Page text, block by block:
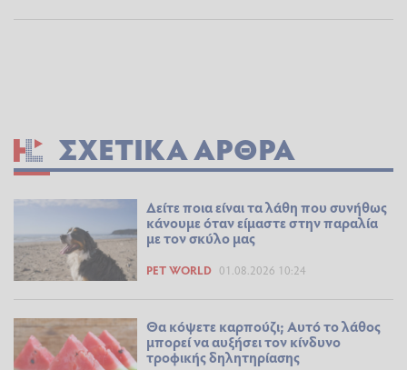
ΣΧΕΤΙΚΆ ΆΡΘΡΑ
Δείτε ποια είναι τα λάθη που συνήθως
κάνουμε όταν είμαστε στην παραλία
με τον σκύλο μας
PET WORLD 01.08.2026 10:24
Θα κόψετε καρπούζι; Αυτό το λάθος
μπορεί να αυξήσει τον κίνδυνο
τροφικής δηλητηρίασης